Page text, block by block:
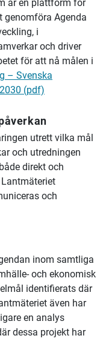
är en plattform för
genomföra Agenda
i
och driver
för att nå målen i
– Svenska
(pdf)
utrett vilka mål
och utredningen
både direkt och
Lantmäteriet
och
inom samtliga
och ekonomisk
identifierats där
även har
en analys
dessa projekt har